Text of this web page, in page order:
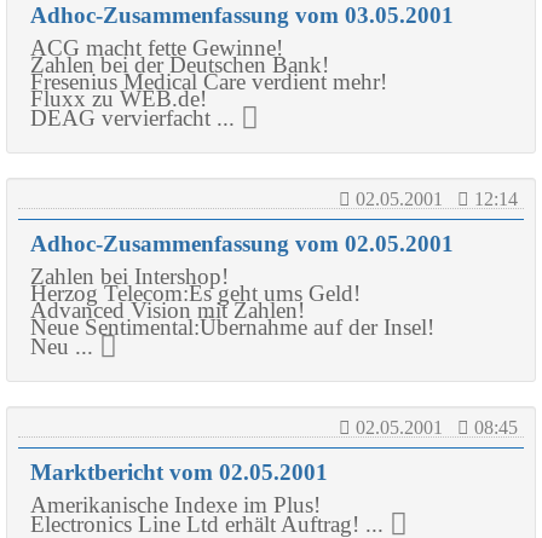
Adhoc-Zusammenfassung vom 03.05.2001
ACG macht fette Gewinne!
Zahlen bei der Deutschen Bank!
Fresenius Medical Care verdient mehr!
Fluxx zu WEB.de!
DEAG vervierfacht ...
02.05.2001 12:14
Adhoc-Zusammenfassung vom 02.05.2001
Zahlen bei Intershop!
Herzog Telecom:Es geht ums Geld!
Advanced Vision mit Zahlen!
Neue Sentimental:Übernahme auf der Insel!
Neu ...
02.05.2001 08:45
Marktbericht vom 02.05.2001
Amerikanische Indexe im Plus!
Electronics Line Ltd erhält Auftrag! ...